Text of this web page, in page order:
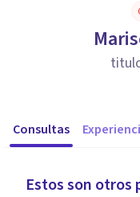
Consultas
Estos son otros